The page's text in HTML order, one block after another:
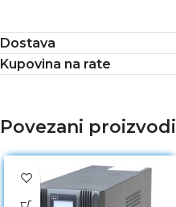
Dostava
Kupovina na rate
Povezani proizvodi